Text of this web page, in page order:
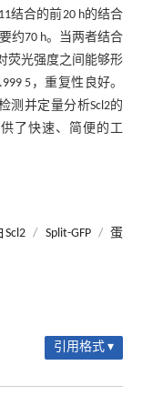
结合的前20 h的结合
约70 h。当两者结合
荧光强度之间能够形
5，重复性良好。
测并定量分析Scl2的
了快速、简便的工
/ Split-GFP / 蛋
引用格式 ▾